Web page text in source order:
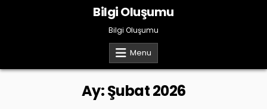
Bilgi Oluşumu
Bilgi Oluşumu
Menu
Ay:Şubat 2026